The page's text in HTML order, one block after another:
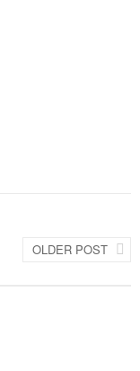
OLDER POST